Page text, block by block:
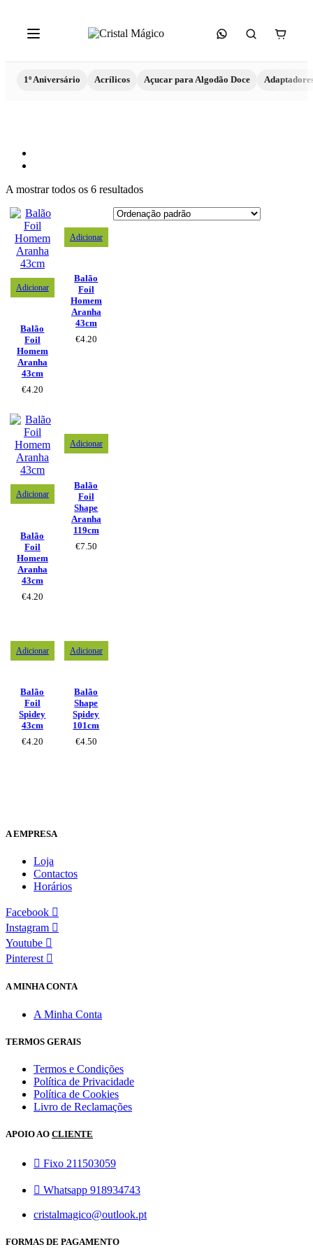
1º Aniversário Acrílicos Açucar para Algodão Doce
A mostrar todos os 6 resultados
Adicionar
Balão
Foil
Homem
Aranha
43cm
€4.20
Adicionar
Balão
Foil
Homem
Aranha
43cm
€4.20
Adicionar
Balão
Foil
Homem
Aranha
43cm
€4.20
Adicionar
Balão
Foil
Shape
Aranha
119cm
€7.50
Adicionar
Balão
Foil
Spidey
43cm
€4.20
Adicionar
Balão
Shape
Spidey
101cm
€4.50
A EMPRESA
Loja
Contactos
Horários
Facebook
Instagram
Youtube
Pinterest
A MINHA CONTA
A Minha Conta
TERMOS GERAIS
Termos e Condições
Política de Privacidade
Política de Cookies
Livro de Reclamações
APOIO AO CLIENTE
Fixo 211503059
Whatsapp 918934743
cristalmagico@outlook.pt
FORMAS DE PAGAMENTO